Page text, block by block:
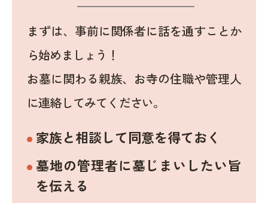
まずは、事前に関係者に話を通すことか
ら始めましょう！
お墓に関わる親族、お寺の住職や管理人
に連絡してみてください。
家族と相談して同意を得ておく
墓地の管理者に墓じまいしたい旨
を伝える